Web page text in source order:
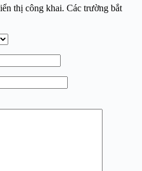
thị công khai. Các trường bắt